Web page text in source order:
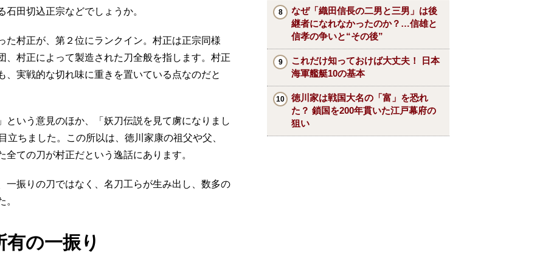
田切込正宗などでしょうか。
た村正が、第２位にランクイン。村正は正宗同様
、村正によって製造された刀全般を指します。村正
、実戦的な切れ味に重きを置いている点なのだと
という意見のほか、「妖刀伝説を見て虜になりまし
立ちました。この所以は、徳川家康の祖父や父、
ての刀が村正だという逸話にあります。
一振りの刀ではなく、名刀工らが生み出し、数多の
。
有の一振り
なぜ「織田信長の二男と三男」は後
継者になれなかったのか？…信雄と
信孝の争いと“その後”
これだけ知っておけば大丈夫！ 日本
海軍艦艇10の基本
徳川家は戦国大名の「富」を恐れ
た？ 鎖国を200年貫いた江戸幕府の
狙い